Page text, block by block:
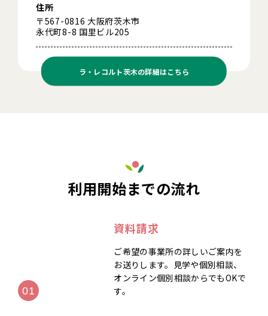
住所
〒567-0816 大阪府茨木市
永代町8-8 国里ビル205
ラ・レコルト茨木の詳細はこちら
利用開始までの流れ
資料請求
ご希望の事業所の詳しいご案内を
お送りします。見学や個別相談、
オンライン個別相談からでもOKで
す。